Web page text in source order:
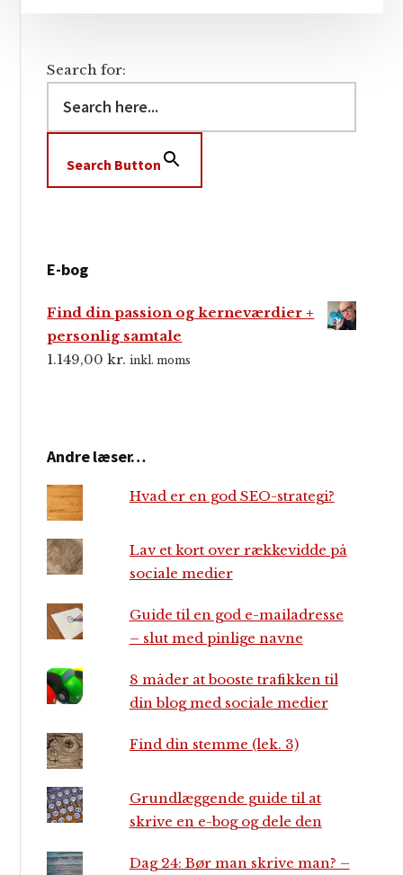
Search for:
Search Button
E-bog
Find din passion og kerneværdier +
personlig samtale
1.149,00kr. inkl. moms
Andre læser…
Hvad er en god SEO-strategi?
Lav et kort over rækkevidde på
sociale medier
Guide til en god e-mailadresse
– slut med pinlige navne
8 måder at booste trafikken til
din blog med sociale medier
Find din stemme (lek. 3)
Grundlæggende guide til at
skrive en e-bog og dele den
Dag 24: Bør man skrive man? –